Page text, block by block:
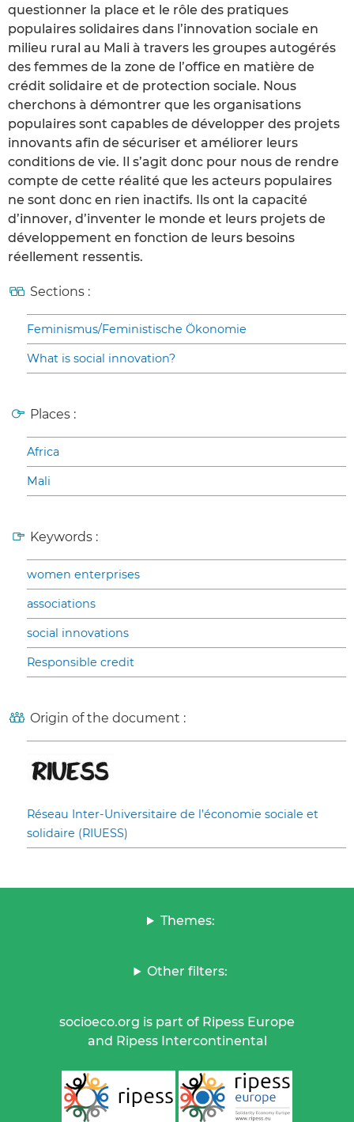
questionner la place et le rôle des pratiques
populaires solidaires dans l’innovation sociale en
milieu rural au Mali à travers les groupes autogérés
des femmes de la zone de l’office en matière de
crédit solidaire et de protection sociale. Nous
cherchons à démontrer que les organisations
populaires sont capables de développer des projets
innovants afin de sécuriser et améliorer leurs
conditions de vie. Il s’agit donc pour nous de rendre
compte de cette réalité que les acteurs populaires
ne sont donc en rien inactifs. Ils ont la capacité
d’innover, d’inventer le monde et leurs projets de
développement en fonction de leurs besoins
réellement ressentis.
Sections :
Feminismus/Feministische Ökonomie
What is social innovation?
Places :
Africa
Mali
Keywords :
women enterprises
associations
social innovations
Responsible credit
Origin of the document :
Réseau Inter-Universitaire de l’économie sociale et
solidaire (RIUESS)
Themes:
Other filters:
socioeco.org is part of Ripess Europe
and Ripess Intercontinental